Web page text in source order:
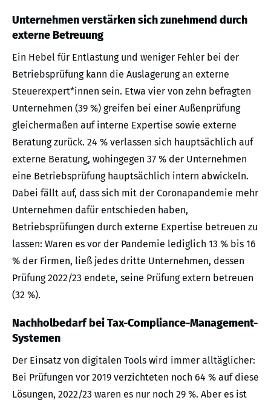
Unternehmen verstärken sich zunehmend durch
externe Betreuung
Ein Hebel für Entlastung und weniger Fehler bei der
Betriebsprüfung kann die Auslagerung an externe
Steuerexpert*innen sein. Etwa vier von zehn befragten
Unternehmen (39 %) greifen bei einer Außenprüfung
gleichermaßen auf interne Expertise sowie externe
Beratung zurück. 24 % verlassen sich hauptsächlich auf
externe Beratung, wohingegen 37 % der Unternehmen
eine Betriebsprüfung hauptsächlich intern abwickeln.
Dabei fällt auf, dass sich mit der Coronapandemie mehr
Unternehmen dafür entschieden haben,
Betriebsprüfungen durch externe Expertise betreuen zu
lassen: Waren es vor der Pandemie lediglich 13 % bis 16
% der Firmen, ließ jedes dritte Unternehmen, dessen
Prüfung 2022/23 endete, seine Prüfung extern betreuen
(32 %).
Nachholbedarf bei Tax-Compliance-Management-
Systemen
Der Einsatz von digitalen Tools wird immer alltäglicher:
Bei Prüfungen vor 2019 verzichteten noch 64 % auf diese
Lösungen, 2022/23 waren es nur noch 29 %. Aber es ist